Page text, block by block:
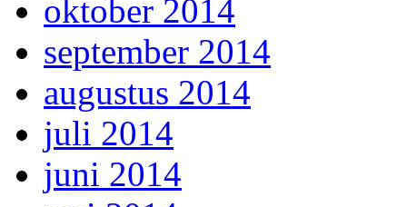
oktober 2014
september 2014
augustus 2014
juli 2014
juni 2014